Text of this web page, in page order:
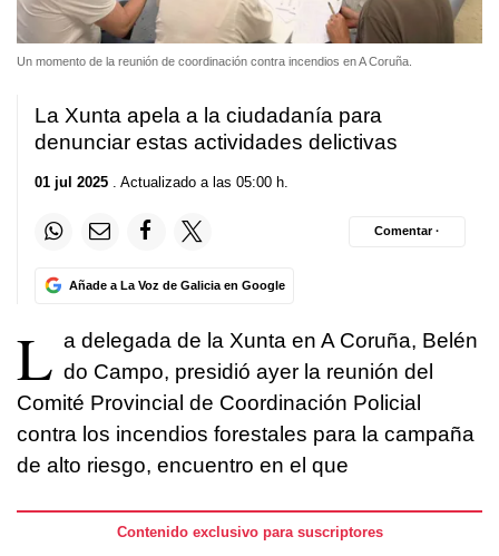
Un momento de la reunión de coordinación contra incendios en A Coruña.
La Xunta apela a la ciudadanía para
denunciar estas actividades delictivas
01 jul 2025 . Actualizado a las 05:00 h.
Añade a La Voz de Galicia en Google
Comentar ·
L a delegada de la Xunta en A Coruña, Belén
do Campo, presidió ayer la reunión del
Comité Provincial de Coordinación Policial
contra los incendios forestales para la campaña
de alto riesgo, encuentro en el que
Contenido exclusivo para suscriptores